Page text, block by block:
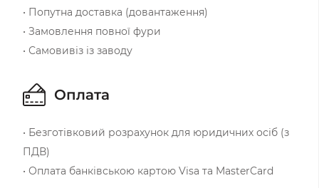
• Попутна доставка (довантаження)
• Замовлення повної фури
• Самовивіз із заводу
Оплата
• Безготівковий розрахунок для юридичних осіб (з
ПДВ)
• Оплата банківською картою Visa та MasterCard